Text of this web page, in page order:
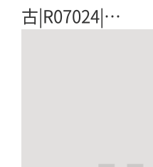
古|R07024|…